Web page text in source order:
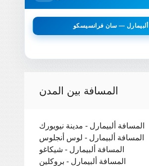
ألبيمارل — سان فرانسيسكو
المسافة بين المدن
المسافة ألبيمارل - مدينة نيويورك
المسافة ألبيمارل - لوس أنجلوس
المسافة ألبيمارل - شيكاغو
المسافة ألبيمارل - بروكلين